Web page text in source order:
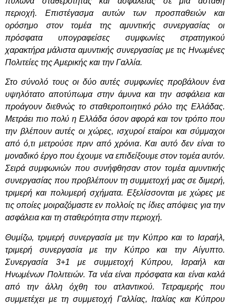
περιοχή. Επιστέγασμα αυτών των προσπαθειών και
ορόσημο στον τομέα της αμυντικής συνεργασίας οι
πρόσφατα υπογραφείσες συμφωνίες στρατηγικού
χαρακτήρα μάλιστα αμυντικής συνεργασίας με τις Ηνωμένες
Πολιτείες της Αμερικής και την Γαλλία.
Στο σύνολό τους οι δύο αυτές συμφωνίες προβάλουν ένα
υψηλότατο αποτύπωμα στην άμυνα και την ασφάλεια και
προάγουν διεθνώς το σταθεροποιητικό ρόλο της Ελλάδας.
Μετράει πιο πολύ η Ελλάδα όσον αφορά και τον τρόπο που
την βλέπουν αυτές οι χώρες, ισχυροί εταίροι και σύμμαχοι
από ό,τι μετρούσε πριν από χρόνια. Και αυτό δεν είναι το
μοναδικό έργο που έχουμε να επιδείξουμε στον τομέα αυτόν.
Σειρά συμφωνιών που συνήφθησαν στον τομέα αμυντικής
συνεργασίας που προβλέπουν τη συμμετοχή μας σε διμερή,
τριμερή και πολυμερή σχήματα. Εξελίσσονται με χώρες με
τις οποίες μοιραζόμαστε εν πολλοίς τις ίδιες απόψεις για την
ασφάλεια και τη σταθερότητα στην περιοχή.
Θυμίζω, τριμερή συνεργασία με την Κύπρο και το Ισραήλ,
τριμερή συνεργασία με την Κύπρο και την Αίγυπτο.
Συνεργασία 3+1 με συμμετοχή Κύπρου, Ισραήλ και
Ηνωμένων Πολιτειών. Τα νέα είναι πρόσφατα και είναι καλά
από την άλλη όχθη του ατλαντικού. Τετραμερής που
συμμετέχει με τη συμμετοχή Γαλλίας, Ιταλίας και Κύπρου